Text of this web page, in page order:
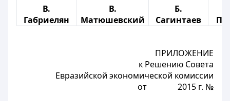
В.
Габриелян
В.
Матюшевский
Б.
Сагинтаев
ПРИЛОЖЕНИЕ
к Решению Совета
Евразийской экономической комиссии
от 2015 г. №